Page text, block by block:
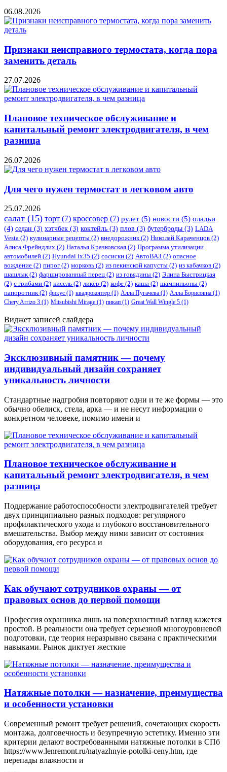
06.08.2026
Признаки неисправного термостата, когда пора
заменить деталь
27.07.2026
Плановое техническое обслуживание и
капитальный ремонт электродвигателя, в чем
разница
26.07.2026
Для чего нужен термостат в легковом авто
25.07.2026
салат (15) торт (7) кроссовер (7) рулет (5) новости (5) оладьи
(4) седан (3) хэтчбек (3) коктейль (3) плов (3) бутерброды (3) LADA
Vesta (2) кулинарные рецепты (2) внедорожник(2) Николай Караченцов (2)
Алиса Фрейндлих (2) Наталья Крачковская (2) Программа утилизации
автомобилей (2) ​Hyundai ix35 (2) сосиски (2) АвтоВАЗ (2) опасное
вождение (2) пирог (2) морковь (2) из пекинской капусты (2) из кабачков (2)
шашлык(2) фаршированный перец (2) из говядины (2) Элина Быстрицкая
(2) с грибами (2) кисель (2) ликёр (2) кофе (2) каша (2) шампиньоны (2)
папоротник(2) фикус (1) квадрокоптер (1) Алла Пугачева (1) Алла Борисовна (1)
Chery Arrizo 3 (1) Mitsubishi Mirage (1) пикап (1) Great Wall Wingle 5 (1)
Виджет записей слайдера
Эксклюзивный памятник — почему
индивидуальный дизайн сохраняет
уникальность личности
Стандартные надгробия повторяют одни и те же формы — это
обычно обелиск, стела, арка — и не несут информации о
конкретном человеке, помимо имени и
Плановое техническое обслуживание и
капитальный ремонт электродвигателя, в чем
разница
Поддержание работоспособности электродвигателей требует
двух принципиально разных подходов: регулярного
профилактического ухода и глубокого восстановительного
вмешательства. Выбор между ними зависит от состояния
оборудования, его ресурса и
Как обучают сотрудников охраны — от
правовых основ до первой помощи
Профессия охранника лишь на поверхностный взгляд кажется
простой. В реальности она требует серьезной многоуровневой
подготовки, где теория неразрывно связана с практическими
навыками. Рынок диктует жесткие
Натяжные потолки — назначение, преимущества
и особенности установки
Современный ремонт требует решений, сочетающих скорость
монтажа, долговечность и безупречную эстетику. Именно эти
критерии делают востребованными натяжные потолки в СПб
https://www.lenremont.ru/natyazhnyie-potolki-ceny.htm, где
перепады влажности и